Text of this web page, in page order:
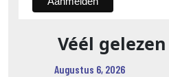
Véél
Augustus 6, 2026